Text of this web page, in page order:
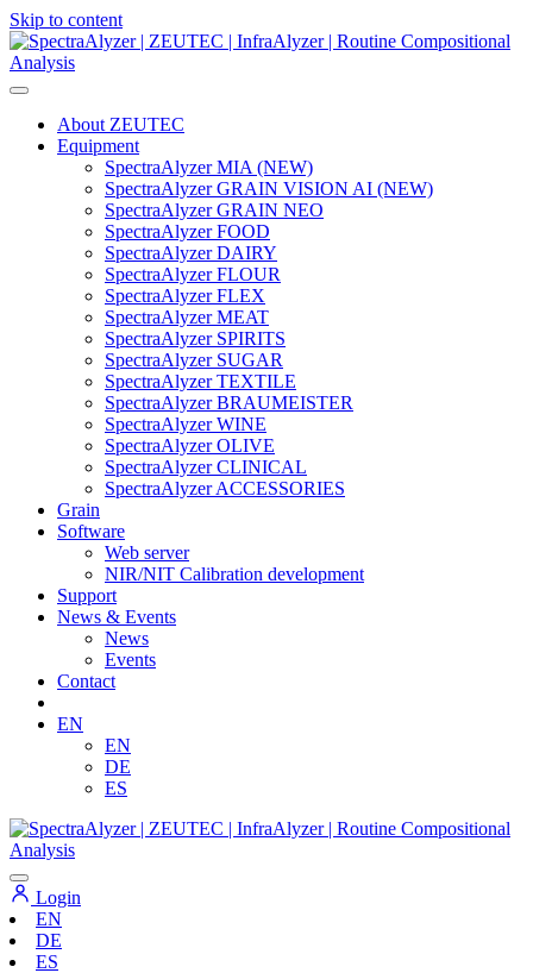
Skip to content
Main
Navigation
About ZEUTEC
Equipment
SpectraAlyzer MIA (NEW)
SpectraAlyzer GRAIN VISION AI (NEW)
SpectraAlyzer GRAIN NEO
SpectraAlyzer FOOD
SpectraAlyzer DAIRY
SpectraAlyzer FLOUR
SpectraAlyzer FLEX
SpectraAlyzer MEAT
SpectraAlyzer SPIRITS
SpectraAlyzer SUGAR
SpectraAlyzer TEXTILE
SpectraAlyzer BRAUMEISTER
SpectraAlyzer WINE
SpectraAlyzer OLIVE
SpectraAlyzer CLINICAL
SpectraAlyzer ACCESSORIES
Grain
Software
Web server
NIR/NIT Calibration development
Support
News & Events
News
Events
Contact
EN
EN
DE
ES
Login
EN
DE
ES